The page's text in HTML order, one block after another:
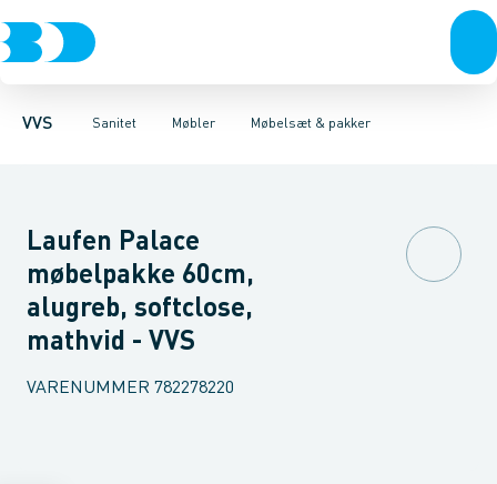
VVS Sanitet
Rør & fittingsPressfittings & rørKuglehaner & ventiler
Møbler
Toiletter, sæder og cisterner VaskeArmaturer
Møbelsæt & pakker
Møbelsæt & pakkerUnderskabeHøjskabeOverskabe
Laufen Palace
møbelpakke 60cm,
alugreb, softclose,
mathvid - VVS
VARENUMMER 782278220